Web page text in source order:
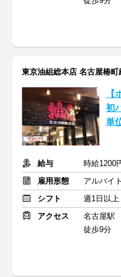
東京油組総本店 名古屋椿町
【
初
単
給与
時給1200
雇用形態
アルバイ
シフト
週1日以
アクセス
名古屋駅
徒歩9分